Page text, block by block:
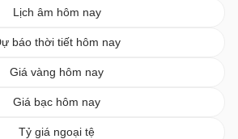
Lịch âm hôm nay
báo thời tiết hôm nay
Giá vàng hôm nay
Giá bạc hôm nay
Tỷ giá ngoại tệ